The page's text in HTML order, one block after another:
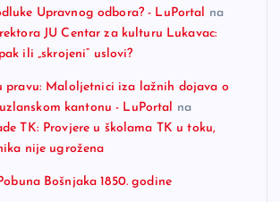
Upravnog odbora? - LuPortal
na
JU Centar za kulturu Lukavac:
ili „skrojeni“ uslovi?
pravu: Maloljetnici iza lažnih dojava o
kantonu - LuPortal na
TK: Provjere u školama TK u toku,
nije ugrožena
Bošnjaka 1850. godine